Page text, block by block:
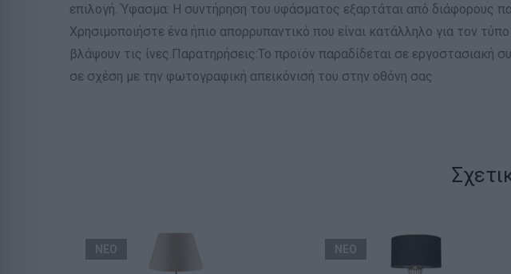
επιλογή. Ύφασμα: Η συντήρηση του υφάσματος εξαρτάται από διάφορους
Χρησιμοποιήστε ένα ήπιο απορρυπαντικό που είναι κατάλληλο για τον
βλάψουν τις ίνες.Παρατηρήσεις:Το προϊόν παραδίδεται σε
σε σχέση με την φωτογραφική απεικόνισή του στην οθόνη σας
ΝΕΟ ΝΕΟ